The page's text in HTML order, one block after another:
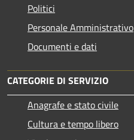
Politici
Personale Amministrativo
Documenti e dati
CATEGORIE DI SERVIZIO
Anagrafe e stato civile
Cultura e tempo libero